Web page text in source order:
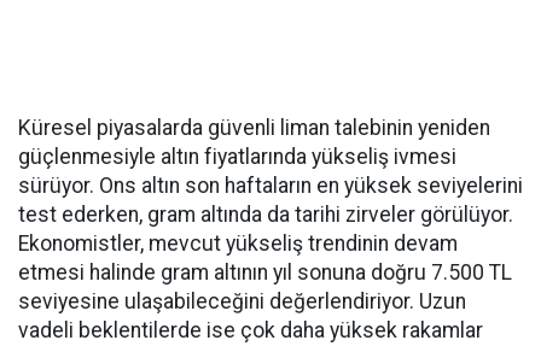
Küresel piyasalarda güvenli liman talebinin yeniden
güçlenmesiyle altın fiyatlarında yükseliş ivmesi
sürüyor. Ons altın son haftaların en yüksek seviyelerini
test ederken, gram altında da tarihi zirveler görülüyor.
Ekonomistler, mevcut yükseliş trendinin devam
etmesi halinde gram altının yıl sonuna doğru 7.500 TL
seviyesine ulaşabileceğini değerlendiriyor. Uzun
vadeli beklentilerde ise çok daha yüksek rakamlar